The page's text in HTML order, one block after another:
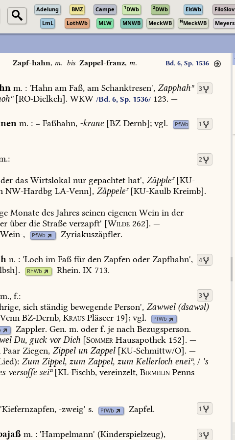
Adelung BMZ Campe 1DWb 2DWb ElsWb FiloSlov
LmL
LothWb MLW MNWB MeckWB NMeckWB Meyers
Zapf-hahn, m. bis Zappel-franz, m. Bd. 6, Sp. 1536
3
m. :'HahnamFaß,amSchanktresen', Zapphahⁿ
[RO-Dielkch]. WKW /Bd. 6, Sp. 1536/ 123. —
1
m. := Faßhahn, -krane[BZ-Dernb];vgl. PfWb
2
:
der das Wirtslokal nur gepachtet hat', Zäppleʳ[KU-
NW-Hardbg LA-Venn], Zäppeleʳ[KU-Kaulb Kreimb].
Monate des Jahres seinen eigenen Wein in der
über die Straße verzapft' [Wilde 262]. —
Wein-, PfWb Zyriakuszäpfler.
4
n. :'LochimFaßfürdenZapfenoderZapfhahn',
]. RhWb Rhein. IX 713.
3
m.,f.:
sich ständig bewegende Person', Zawwel(dsawəl)
BZ-Dernb, Kraus Pläseer 19]; vgl. PfWb
Zappler. Gen. m. oder f. je nach Bezugsperson.
Du, guckvorDich [Sommer Hausapothek 152]. —
Paar Ziegen, Zippelun Zappel[KU-Schmittw/O]. —
Zum Zippel, zum Zappel, zum Kellerloch eneiⁿ, / 's
versoffe seiⁿ[KL-Fischb, vereinzelt, Birmelin Penns
1
-zweig' s. PfWb Zapfel.
3
m. :'Hampelmann' (Kinderspielzeug),